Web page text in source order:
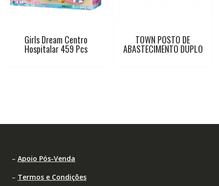
Girls Dream Centro
Hospitalar 459 Pcs
TOWN POSTO DE
ABASTECIMENTO DUPLO
– Apoio Pós-Venda
– Termos e Condições